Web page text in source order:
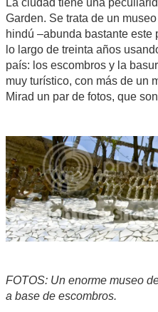
La ciudad tiene una
Garden. Se trata de un
hindú –abunda bastante este
lo largo de treinta años
país: los escombros y la
muy turístico, con más de un
Mirad un par de fotos, que
FOTOS: Un enorme museo
a base de escombros.